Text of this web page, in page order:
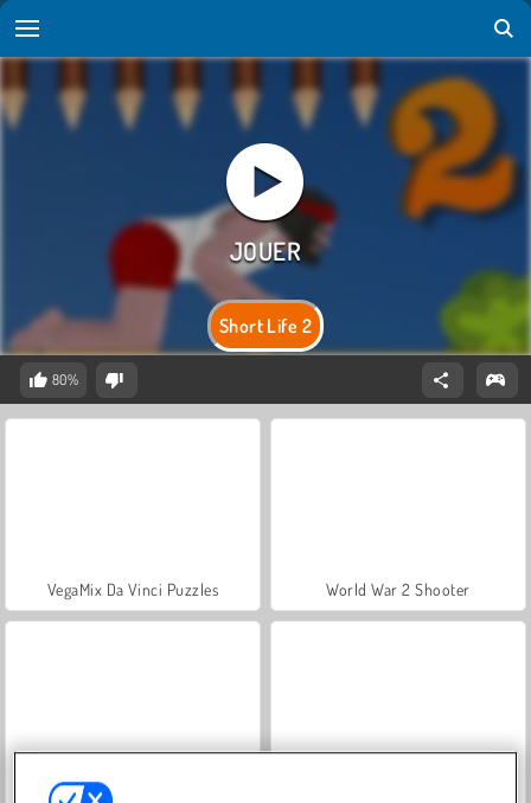
Short Life 2
80%
VegaMix Da Vinci Puzzles World War 2 Shooter
Royal Story